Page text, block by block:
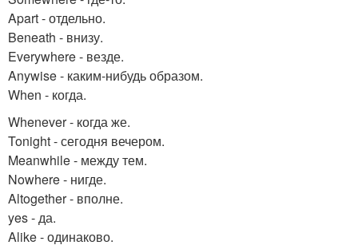
Apart - отдельно.
Beneath - внизу.
Everywhere - везде.
Anywise - каким-нибудь образом.
When - когда.
Whenever - когда же.
Tonight - сегодня вечером.
Meanwhile - между тем.
Nowhere - нигде.
Altogether - вполне.
yes - да.
Alike - одинаково.